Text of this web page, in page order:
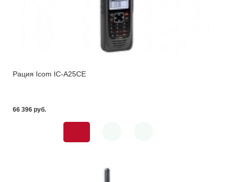
Рация Icom IC-A25CE
66 396 pуб.